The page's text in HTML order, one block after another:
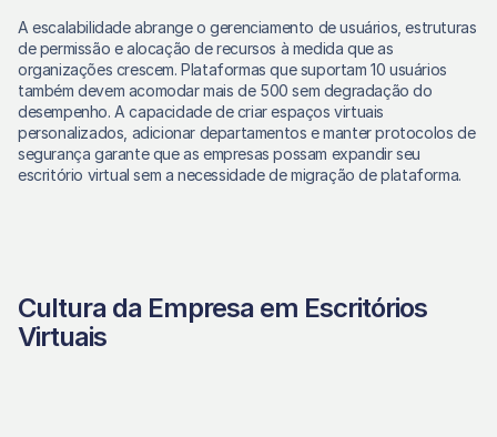
A escalabilidade abrange o gerenciamento de usuários, estruturas
de permissão e alocação de recursos à medida que as
organizações crescem. Plataformas que suportam 10 usuários
também devem acomodar mais de 500 sem degradação do
desempenho. A capacidade de criar espaços virtuais
personalizados, adicionar departamentos e manter protocolos de
segurança garante que as empresas possam expandir seu
escritório virtual sem a necessidade de migração de plataforma.
Cultura da Empresa em Escritórios
Virtuais